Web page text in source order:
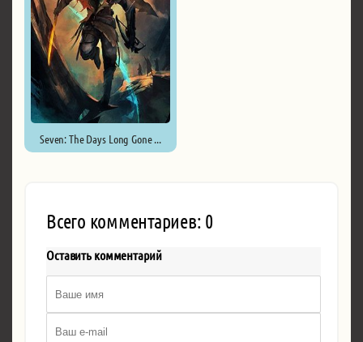
Seven: The Days Long Gone ...
Всего комментариев: 0
Оставить комментарий